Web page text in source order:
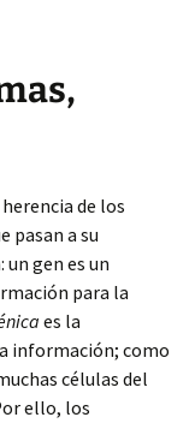
de los
pasan a su
un gen es un
para la
es la
información; como
células del
ello, los